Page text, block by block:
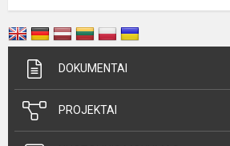
DOKUMENTAI
PROJEKTAI